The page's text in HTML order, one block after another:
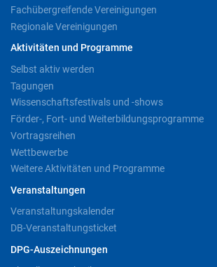
Fachübergreifende Vereinigungen
Regionale Vereinigungen
Aktivitäten und Programme
Selbst aktiv werden
Tagungen
Wissenschaftsfestivals und -shows
Förder-, Fort- und Weiterbildungsprogramme
Vortragsreihen
Wettbewerbe
Weitere Aktivitäten und Programme
Veranstaltungen
Veranstaltungskalender
DB-Veranstaltungsticket
DPG-Auszeichnungen